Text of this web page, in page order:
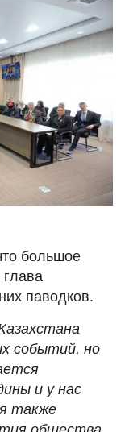
большое
паводков.
событий, но
и у нас
также